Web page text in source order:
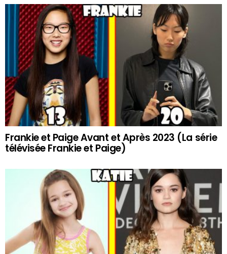
Frankie et Paige Avant et Après 2023 (La série
télévisée Frankie et Paige)